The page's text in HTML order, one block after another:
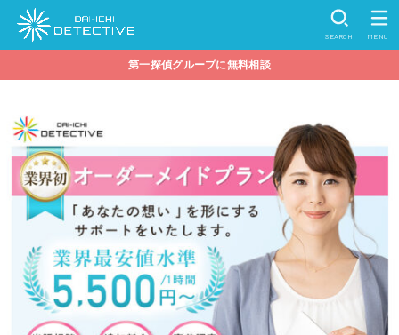
SEARCH MENU
第一探偵グループに無料相談